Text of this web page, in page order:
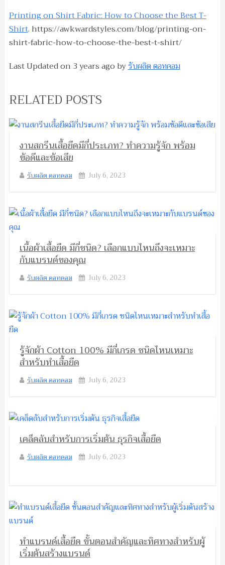
Printing on Shirt Fabric: How to Choose the Best T-
Shirt. https://awkwardstyles.com/blog/printing-on-
shirt-fabric-how-to-choose-the-best-t-shirt/
Last Updated on 3 years ago byรับผลิต ดอทคอม
RELATED POSTS
งานสกรีนเสื้อยืดมีกี่ประเภท? ทำความรู้จัก พร้อม
ข้อดีและข้อเสีย
รับผลิต ดอทคอม July 6, 2023
เนื้อผ้าเสื้อยืด มีกี่ชนิด? เลือกแบบไหนถึงจะเหมาะ
กับแบรนด์ของคุณ
รับผลิต ดอทคอม July 6, 2023
รู้จักผ้า Cotton 100% มีกี่เกรด ชนิดไหนเหมาะ
สำหรับทำเสื้อยืด
รับผลิต ดอทคอม July 6, 2023
เคล็ดลับสำหรับการเริ่มต้น ธุรกิจเสื้อยืด
รับผลิต ดอทคอม July 6, 2023
ทำแบรนด์เสื้อยืด ขั้นตอนสำคัญและทิศทางสำหรับผู้
เริ่มต้นสร้างแบรนด์